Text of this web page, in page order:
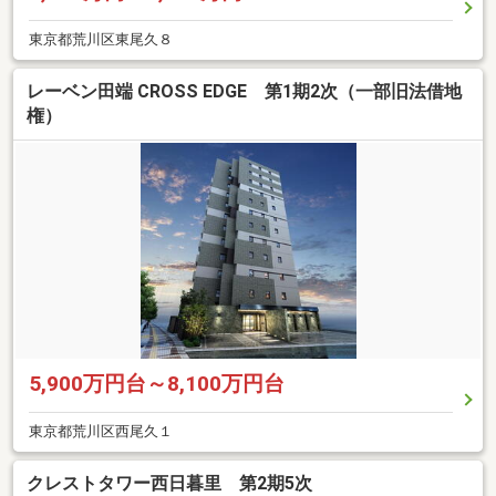
東京都荒川区東尾久８
レーベン田端 CROSS EDGE 第1期2次（一部旧法借地
権）
5,900万円台～8,100万円台
東京都荒川区西尾久１
クレストタワー西日暮里 第2期5次